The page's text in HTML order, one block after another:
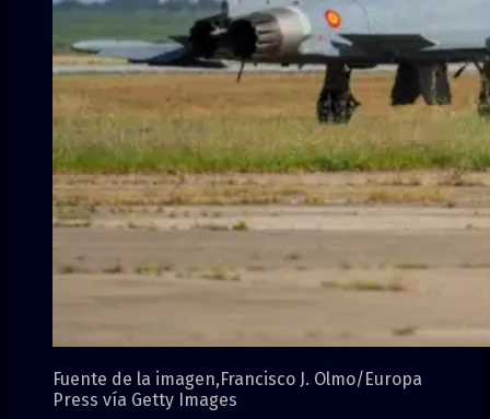
Fuente de la imagen,Francisco J. Olmo/Europa
Press vía Getty Images